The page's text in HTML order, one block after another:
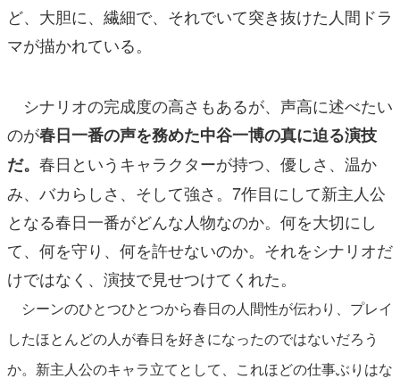
ど、大胆に、繊細で、それでいて突き抜けた人間ドラ
マが描かれている。
シナリオの完成度の高さもあるが、声高に述べたい
のが春日一番の声を務めた中谷一博の真に迫る演技
だ。 春日というキャラクターが持つ、優しさ、温か
み、バカらしさ、そして強さ。7作目にして新主人公
となる春日一番がどんな人物なのか。何を大切にし
て、何を守り、何を許せないのか。それをシナリオだ
けではなく、演技で見せつけてくれた。
シーンのひとつひとつから春日の人間性が伝わり、プレイ
したほとんどの人が春日を好きになったのではないだろう
か。新主人公のキャラ立てとして、これほどの仕事ぶりはな